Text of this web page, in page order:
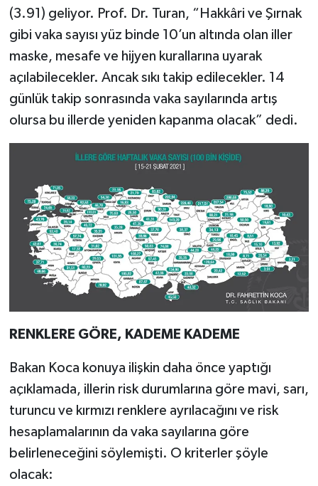
(3.91) geliyor. Prof. Dr. Turan, “Hakkâri ve Şırnak
gibi vaka sayısı yüz binde 10’un altında olan iller
maske, mesafe ve hijyen kurallarına uyarak
açılabilecekler. Ancak sıkı takip edilecekler. 14
günlük takip sonrasında vaka sayılarında artış
olursa bu illerde yeniden kapanma olacak” dedi.
RENKLERE GÖRE, KADEME KADEME
Bakan Koca konuya ilişkin daha önce yaptığı
açıklamada, illerin risk durumlarına göre mavi, sarı,
turuncu ve kırmızı renklere ayrılacağını ve risk
hesaplamalarının da vaka sayılarına göre
belirleneceğini söylemişti. O kriterler şöyle
olacak: